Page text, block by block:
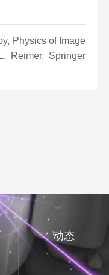
Physics of Image
Reimer, Springer
动态